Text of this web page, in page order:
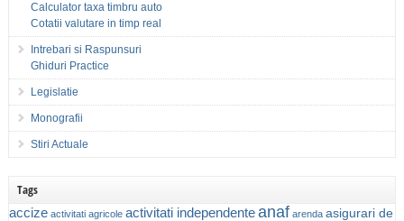
Calculator taxa timbru auto
Cotatii valutare in timp real
Intrebari si Raspunsuri
Ghiduri Practice
Legislatie
Monografii
Stiri Actuale
Tags
accize activitati agricole activitati independenteanaf arenda asigurari de